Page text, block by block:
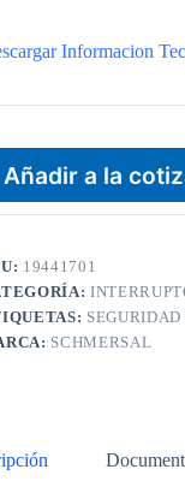
Informacion
Añadir a la
19441701
SEGURIDAD
SCHMERSAL